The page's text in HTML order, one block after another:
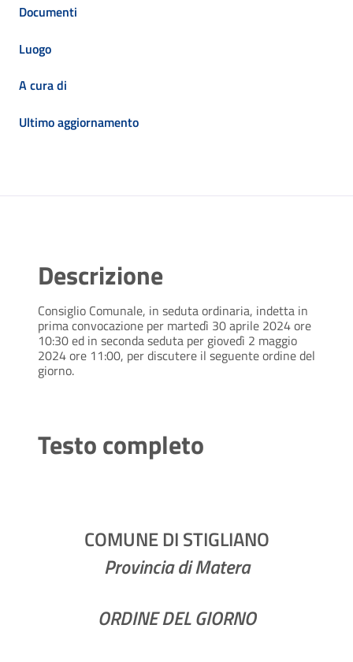
Documenti
Luogo
A cura di
Ultimo aggiornamento
Descrizione
Consiglio Comunale, in seduta ordinaria, indetta in
prima convocazione per martedì 30 aprile 2024 ore
10:30 ed in seconda seduta per giovedì 2 maggio
2024 ore 11:00, per discutere il seguente ordine del
giorno.
Testo completo
COMUNE DI STIGLIANO
Provincia di Matera
ORDINE DEL GIORNO